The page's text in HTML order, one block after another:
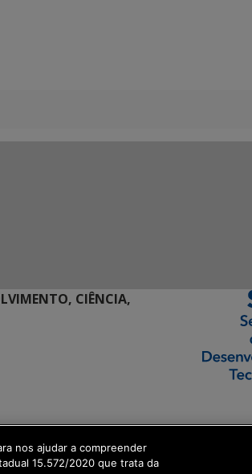
CIÊNCIA,
nos ajudar a compreender
15.572/2020 que trata da